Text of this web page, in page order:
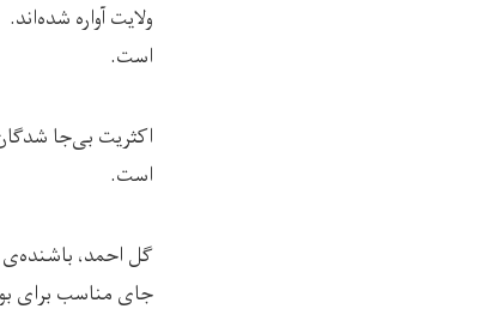
است.
اکثریت بی‌جا
است.
جای مناسب برای